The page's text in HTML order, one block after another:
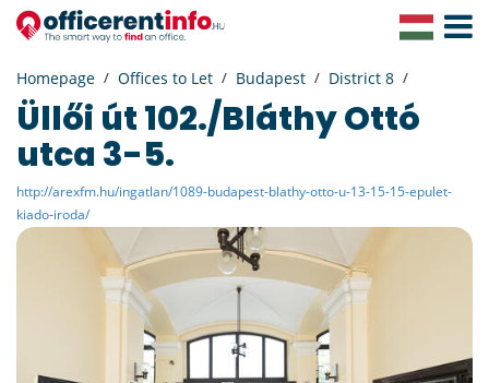
Toggle
Homepage Offices to Let Budapest District 8
Üllői út 102./Bláthy Ottó
utca 3-5.
http://arexfm.hu/ingatlan/1089-budapest-blathy-otto-u-13-15-15-epulet-
kiado-iroda/